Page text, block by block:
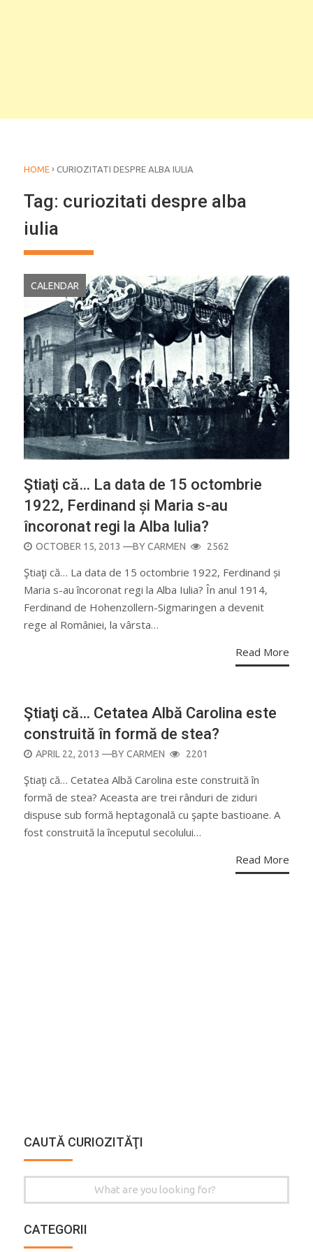
HOME › CURIOZITATI DESPRE ALBA IULIA
Tag: curiozitati despre alba
iulia
CALENDAR
Ştiaţi că… La data de 15 octombrie
1922, Ferdinand și Maria s-au
încoronat regi la Alba Iulia?
POSTED
OCTOBER 15, 2013 —BYCARMEN 2562
Ştiaţi că… La data de 15 octombrie 1922, Ferdinand și
Maria s-au încoronat regi la Alba Iulia? În anul 1914,
Ferdinand de Hohenzollern-Sigmaringen a devenit
rege al României, la vârsta…
Read More
Ştiaţi că… Cetatea Albă Carolina este
construită în formă de stea?
POSTED
APRIL 22, 2013 —BYCARMEN 2201
Ştiaţi că… Cetatea Albă Carolina este construită în
formă de stea? Aceasta are trei rânduri de ziduri
dispuse sub formă heptagonală cu şapte bastioane. A
fost construită la începutul secolului…
Read More
CAUTĂ CURIOZITĂŢI
for:
CATEGORII